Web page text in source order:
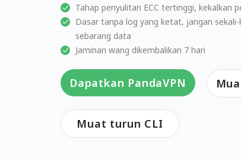
Tahap penyulitan ECC tertinggi, kekalkan
Dasar tanpa log yang ketat, jangan
sebarang data
Jaminan wang dikembalikan 7 hari
Dapatkan PandaVPN
Muat turun CLI